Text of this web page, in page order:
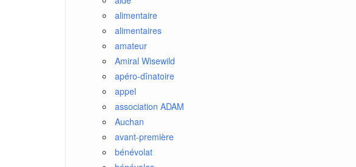
alimentaire
alimentaires
amateur
Amiral Wisewild
apéro-dînatoire
appel
association ADAM
Auchan
avant-première
bénévolat